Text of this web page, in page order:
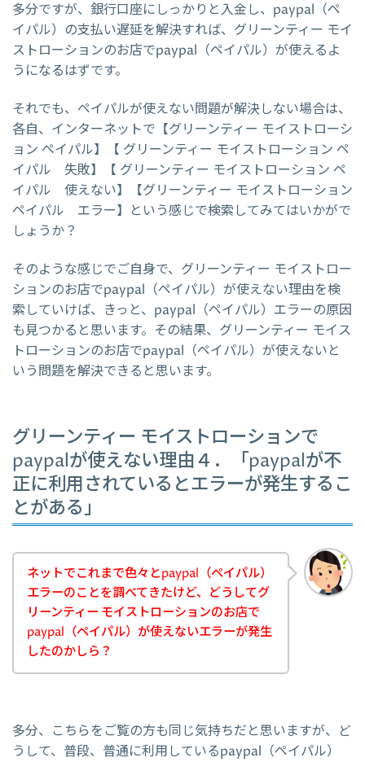
多分ですが、銀行口座にしっかりと入金し、paypal（ペ
イパル）の支払い遅延を解決すれば、グリーンティー モイ
ストローションのお店でpaypal（ペイパル）が使えるよ
うになるはずです。
それでも、ペイパルが使えない問題が解決しない場合は、
各自、インターネットで【グリーンティー モイストローシ
ョン ペイパル】【 グリーンティー モイストローション ペ
イパル 失敗】【 グリーンティー モイストローション ペ
イパル 使えない】【グリーンティー モイストローション
ペイパル エラー】という感じで検索してみてはいかがで
しょうか？
そのような感じでご自身で、グリーンティー モイストロー
ションのお店でpaypal（ペイパル）が使えない理由を検
索していけば、きっと、paypal（ペイパル）エラーの原因
も見つかると思います。その結果、グリーンティー モイス
トローションのお店でpaypal（ペイパル）が使えないと
いう問題を解決できると思います。
グリーンティー モイストローションで
paypalが使えない理由４．「paypalが不
正に利用されているとエラーが発生するこ
とがある」
ネットでこれまで色々とpaypal（ペイパル）
エラーのことを調べてきたけど、どうしてグ
リーンティー モイストローションのお店で
paypal（ペイパル）が使えないエラーが発生
したのかしら？
多分、こちらをご覧の方も同じ気持ちだと思いますが、ど
うして、普段、普通に利用しているpaypal（ペイパル）